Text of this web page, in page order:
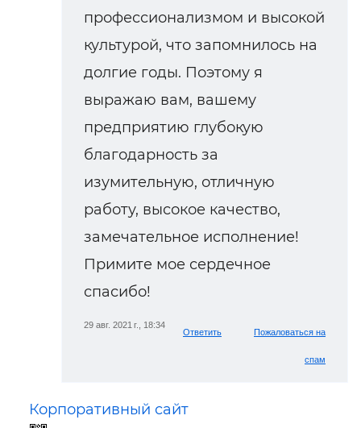
профессионализмом и высокой
культурой, что запомнилось на
долгие годы. Поэтому я
выражаю вам, вашему
предприятию глубокую
благодарность за
изумительную, отличную
работу, высокое качество,
замечательное исполнение!
Примите мое сердечное
спасибо!
29 авг. 2021 г., 18:34
Ответить Пожаловаться на
спам
Корпоративный сайт